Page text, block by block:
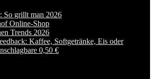
So grillt man 2026
Online-Shop
Trends 2026
Kaffee, Softgetränke, Eis oder
0,50 €